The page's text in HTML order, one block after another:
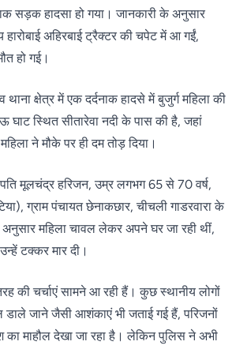
सड़क हादसा हो गया। जानकारी के अनुसार
हारोबाई अहिरबाई ट्रैक्टर की चपेट में आ गईं,
हो गई।
क्षेत्र में एक दर्दनाक हादसे में बुजुर्ग महिला की
घाट स्थित सीतारेवा नदी के पास की है, जहां
ने मौके पर ही दम तोड़ दिया।
पति मूलचंद्र हरिजन, उम्र लगभग 65 से 70 वर्ष,
ग्राम पंचायत छेनाकछार, चीचली गाडरवारा के
महिला चावल लेकर अपने घर जा रही थीं,
टक्कर मार दी।
की चर्चाएं सामने आ रही हैं। कुछ स्थानीय लोगों
डाले जाने जैसी आशंकाएं भी जताई गई हैं, परिजनों
का माहौल देखा जा रहा है। लेकिन पुलिस ने अभी